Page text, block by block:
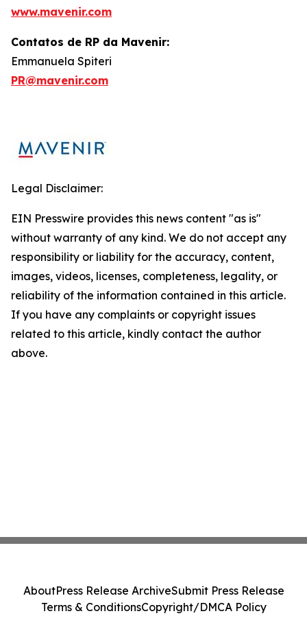
www.mavenir.com
Contatos de RP da Mavenir:
Emmanuela Spiteri
PR@mavenir.com
Legal Disclaimer:
EIN Presswire provides this news content "as is"
without warranty of any kind. We do not accept any
responsibility or liability for the accuracy, content,
images, videos, licenses, completeness, legality, or
reliability of the information contained in this article.
If you have any complaints or copyright issues
related to this article, kindly contact the author
above.
AboutPress Release ArchiveSubmit Press Release
Terms & ConditionsCopyright/DMCA Policy